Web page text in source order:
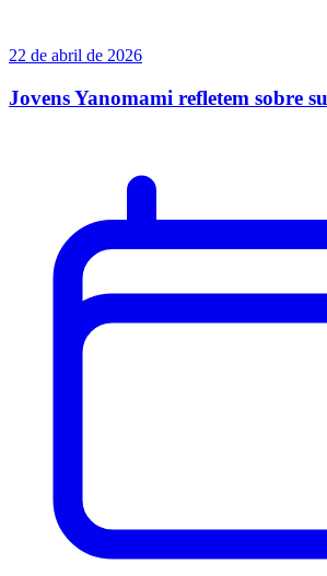
22 de abril de 2026
Jovens Yanomami refletem sobre